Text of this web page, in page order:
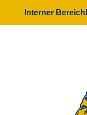
Interner Bereich